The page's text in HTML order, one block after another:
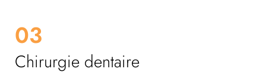
03
Chirurgie dentaire